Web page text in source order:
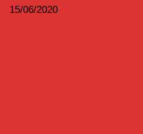
15/06/2020